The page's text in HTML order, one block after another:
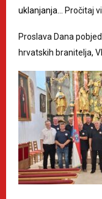
uklanjanja…
Pročitaj
Proslava Dana
hrvatskih branitelja,